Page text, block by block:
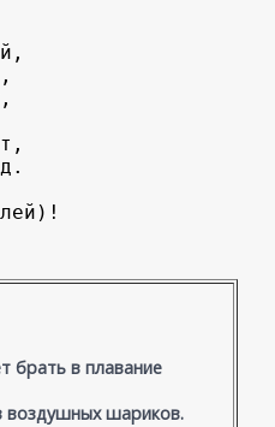
брать в плавание
воздушных шариков.